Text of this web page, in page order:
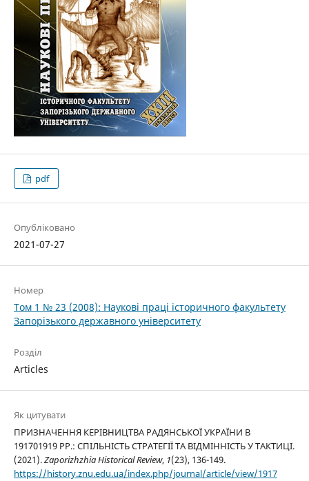
pdf
Опубліковано
2021-07-27
Номер
Том 1 № 23 (2008): Наукові праці історичного факультету
Запорізького державного університету
Розділ
Articles
Як цитувати
ПРИЗНАЧЕННЯ КЕРІВНИЦТВА РАДЯНСЬКОЇ УКРАЇНИ В
191701919 РР.: СПІЛЬНІСТЬ СТРАТЕГІЇ ТА ВІДМІННІСТЬ У ТАКТИЦІ.
(2021).Zaporizhzhia Historical Review, 1(23), 136-149.
https://history.znu.edu.ua/index.php/journal/article/view/1917